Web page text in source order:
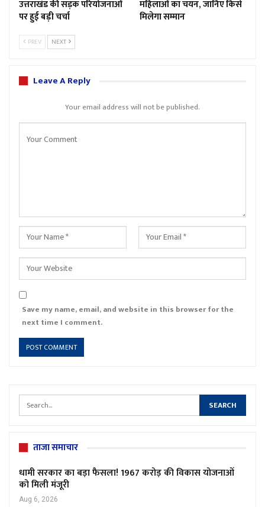
उत्तराखंड की सड़क परियोजनाओं
पर हुई बड़ी चर्चा
महिलाओं का चयन, जानिए किसे
मिलेगा सम्मान
PREV NEXT
Leave A Reply
Your email address will not be published.
Save my name, email, and website in this browser for the
next time I comment.
ताजा समाचार
धामी सरकार का बड़ा फैसला! 1967 करोड़ की विकास योजनाओं
को मिली मंजूरी
Aug 6, 2026